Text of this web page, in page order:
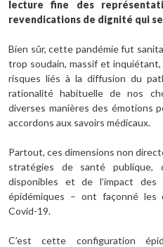
lecture fine des
revendications de dignité qui
Bien sûr, cette pandémie fut
trop soudain, massif et
risques liés à la diffusion du
rationalité habituelle de nos
diverses manières des émotions
accordons aux savoirs médicaux.
Partout, ces dimensions non
stratégies de santé publique,
disponibles et de l’impact
épidémiques – ont façonné les
Covid-19.
C’est cette configuration